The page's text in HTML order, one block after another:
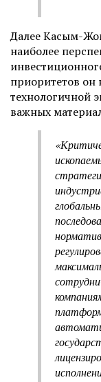
Далее Касым-
наиболее
приоритетов он
технологичной
важных